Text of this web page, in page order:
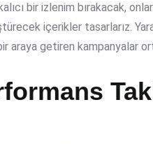
bir izlenim bırakacak,
içerikler tasarlarız.
getiren kampanyalar